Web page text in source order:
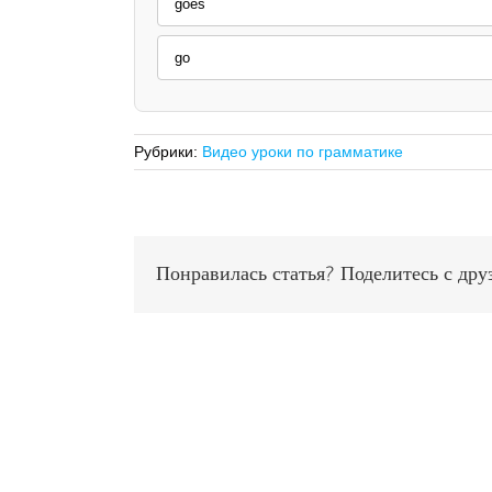
goes
go
Рубрики: Видео уроки по грамматике
Понравилась статья? Поделитесь с